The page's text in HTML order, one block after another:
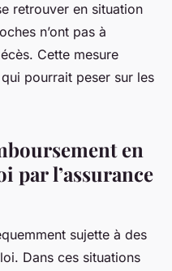
retrouver en situation
n’ont pas à
Cette mesure
pourrait peser sur les
en
par l’assurance
sujette à des
Dans ces situations